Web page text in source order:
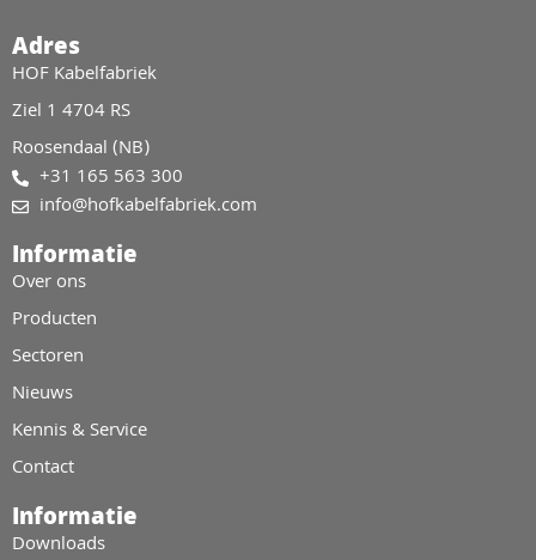
Informatie
Downloads
Adres
HOF Kabelfabriek
Ziel 1 4704 RS
Roosendaal (NB)
+31 165 563 300
info@hofkabelfabriek.com
Informatie
Over ons
Producten
Sectoren
Nieuws
Kennis & Service
Contact